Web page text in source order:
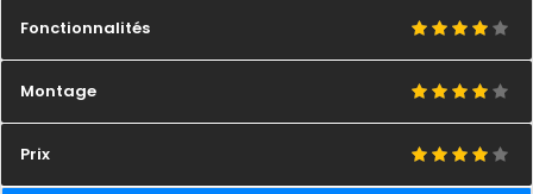
Fonctionnalités
Montage
Prix